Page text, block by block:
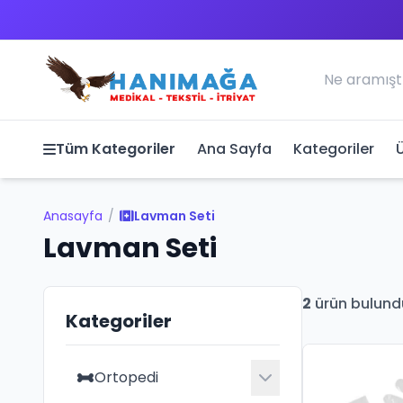
Tüm Kategoriler Ana Sayfa Kategoriler
Anasayfa / Lavman Seti
Lavman Seti
Kategoriler
Ortopedi
2 ürün